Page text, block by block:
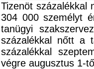
Tizenöt százalékkal
304 000 személyt
tanügyi
százalékkal nőtt a
százalékkal
végre augusztus 1-